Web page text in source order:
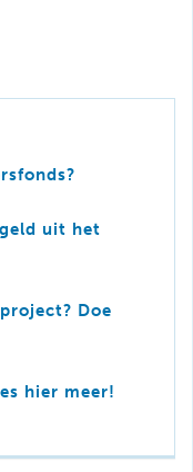
uit het
Doe
hier meer!